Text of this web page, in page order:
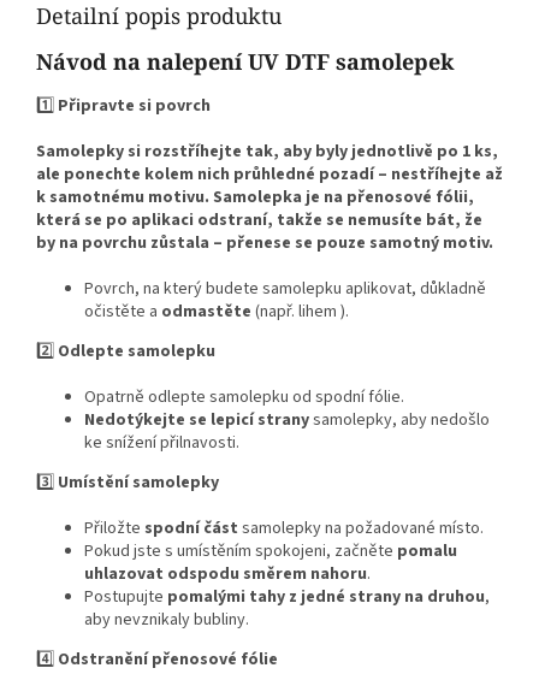
Detailní popis produktu
Návod na nalepení UV DTF samolepek
1️⃣ Připravte si povrch
Samolepky si rozstříhejte tak, aby byly jednotlivě po 1 ks,
ale ponechte kolem nich průhledné pozadí – nestříhejte až
k samotnému motivu. Samolepka je na přenosové fólii,
která se po aplikaci odstraní, takže se nemusíte bát, že
by na povrchu zůstala – přenese se pouze samotný motiv.
Povrch, na který budete samolepku aplikovat, důkladně
očistěte a odmastěte (např. lihem ).
2️⃣ Odlepte samolepku
Opatrně odlepte samolepku od spodní fólie.
Nedotýkejte se lepicí stranysamolepky, aby nedošlo
ke snížení přilnavosti.
3️⃣ Umístění samolepky
Přiložte spodní část samolepky na požadované místo.
Pokud jste s umístěním spokojeni, začněte pomalu
uhlazovat odspodu směrem nahoru.
Postupujte pomalými tahy z jedné strany na druhou,
aby nevznikaly bubliny.
4️⃣ Odstranění přenosové fólie